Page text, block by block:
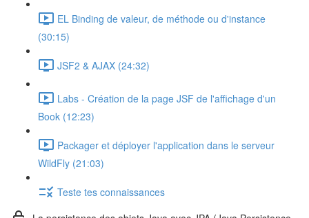
EL Binding de valeur, de méthode ou d'instance
(30:15)
JSF2 & AJAX (24:32)
Labs - Création de la page JSF de l'affichage d'un
Book (12:23)
Packager et déployer l'application dans le serveur
WildFly (21:03)
Teste tes connaissances